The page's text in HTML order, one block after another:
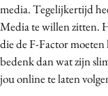
media. Tegelijkertijd
Media te willen zitten.
die de F-Factor
bedenk dan wat zijn
jou online te laten